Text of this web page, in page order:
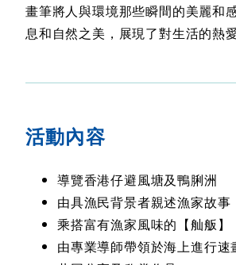
畫筆將人與環境那些瞬間的美麗和
息和自然之美，展現了對生活的熱
活動內容
導覽香港仔避風塘及鴨脷洲
由具漁民背景者親述漁家故事
乘搭富有漁家風味的【舢舨】
由專業導師帶領於海上進行速